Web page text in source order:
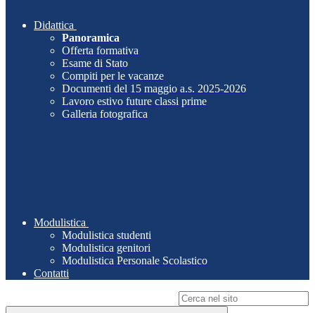
Didattica
Panoramica
Offerta formativa
Esame di Stato
Compiti per le vacanze
Documenti del 15 maggio a.s. 2025-2026
Lavoro estivo future classi prime
Galleria fotografica
Modulistica
Modulistica studenti
Modulistica genitori
Modulistica Personale Scolastico
Contatti